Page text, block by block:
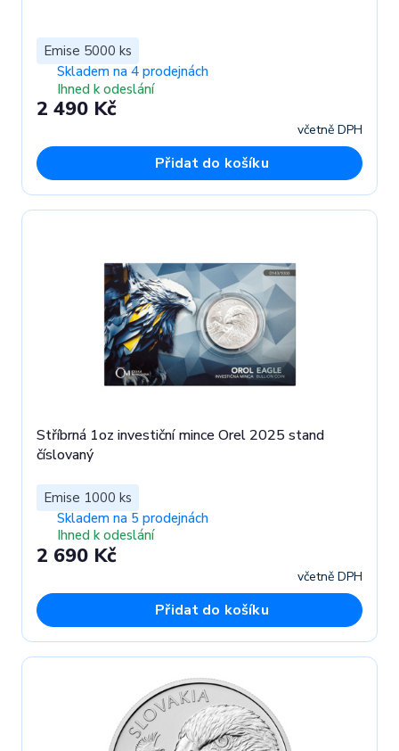
Emise 5000 ks
Skladem na 4 prodejnách
Ihned k odeslání
2 490 Kč
včetně DPH
Přidat do košíku
Stříbrná 1oz investiční mince Orel 2025 stand
číslovaný
Emise 1000 ks
Skladem na 5 prodejnách
Ihned k odeslání
2 690 Kč
včetně DPH
Přidat do košíku